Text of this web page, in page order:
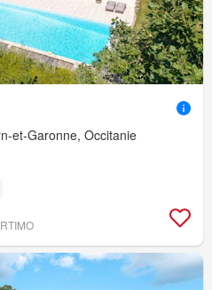
et-Garonne, Occitanie